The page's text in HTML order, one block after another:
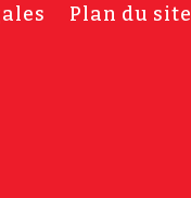
Plan du site